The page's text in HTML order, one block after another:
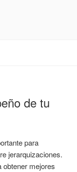
de tu
para
jerarquizaciones.
obtener mejores